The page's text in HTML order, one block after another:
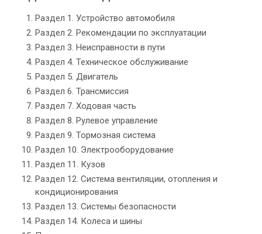
Раздел 1. Устройство автомобиля
Раздел 2. Рекомендации по эксплуатации
Раздел 3. Неисправности в пути
Раздел 4. Техническое обслуживание
Раздел 5. Двигатель
Раздел 6. Трансмиссия
Раздел 7. Ходовая часть
Раздел 8. Рулевое управление
Раздел 9. Тормозная система
Раздел 10. Электрооборудование
Раздел 11. Кузов
Раздел 12. Система вентиляции, отопления и
кондиционирования
Раздел 13. Системы безопасности
Раздел 14. Колеса и шины